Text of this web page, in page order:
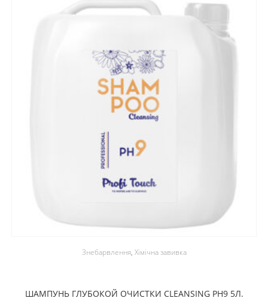
Знебарвлення, Хімічна завивка
ШАМПУНЬ ГЛУБОКОЙ ОЧИСТКИ CLEANSING PH9 5Л.